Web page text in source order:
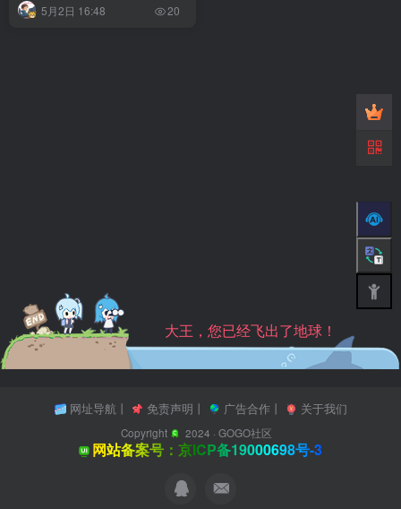
5月2日 16:48 20
大王，您已经飞出了地球！
网址导航 丨 免责声明 丨 广告合作丨 关于我们
Copyright 2024 ·GOGO社区
网站备案号：京ICP备19000698号-3